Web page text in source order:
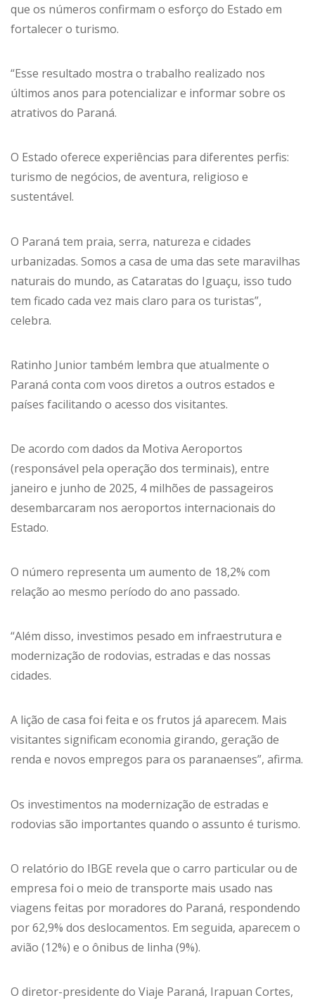
que os números confirmam o esforço do Estado em
fortalecer o turismo.
“Esse resultado mostra o trabalho realizado nos
últimos anos para potencializar e informar sobre os
atrativos do Paraná.
O Estado oferece experiências para diferentes perfis:
turismo de negócios, de aventura, religioso e
sustentável.
O Paraná tem praia, serra, natureza e cidades
urbanizadas. Somos a casa de uma das sete maravilhas
naturais do mundo, as Cataratas do Iguaçu, isso tudo
tem ficado cada vez mais claro para os turistas”,
celebra.
Ratinho Junior também lembra que atualmente o
Paraná conta com voos diretos a outros estados e
países facilitando o acesso dos visitantes.
De acordo com dados da Motiva Aeroportos
(responsável pela operação dos terminais), entre
janeiro e junho de 2025, 4 milhões de passageiros
desembarcaram nos aeroportos internacionais do
Estado.
O número representa um aumento de 18,2% com
relação ao mesmo período do ano passado.
“Além disso, investimos pesado em infraestrutura e
modernização de rodovias, estradas e das nossas
cidades.
A lição de casa foi feita e os frutos já aparecem. Mais
visitantes significam economia girando, geração de
renda e novos empregos para os paranaenses”, afirma.
Os investimentos na modernização de estradas e
rodovias são importantes quando o assunto é turismo.
O relatório do IBGE revela que o carro particular ou de
empresa foi o meio de transporte mais usado nas
viagens feitas por moradores do Paraná, respondendo
por 62,9% dos deslocamentos. Em seguida, aparecem o
avião (12%) e o ônibus de linha (9%).
O diretor-presidente do Viaje Paraná, Irapuan Cortes,